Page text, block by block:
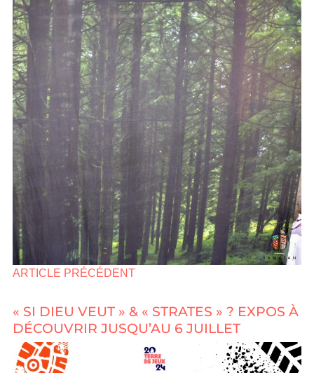
ARTICLE PRÉCÉDENT
« SI DIEU VEUT » & « STRATES » ? EXPOS À
DÉCOUVRIR JUSQU’AU 6 JUILLET